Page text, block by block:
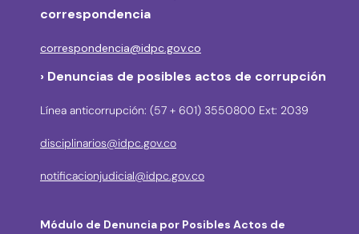
correspondencia
correspondencia@idpc.gov.co
› Denuncias de posibles actos de corrupción
Línea anticorrupción: (57 + 601) 3550800 Ext: 2039
disciplinarios@idpc.gov.co
notificacionjudicial@idpc.gov.co
Módulo de Denuncia por Posibles Actos de